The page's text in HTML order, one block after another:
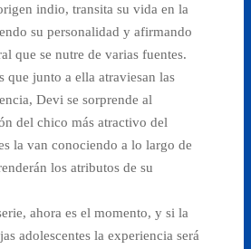
indio, transita su vida en la
su personalidad y afirmando
que se nutre de varias fuentes.
que junto a ella atraviesan las
Devi se sorprende al
del chico más atractivo del
la van conociendo a lo largo de
los atributos de su
ahora es el momento, y si la
adolescentes la experiencia será